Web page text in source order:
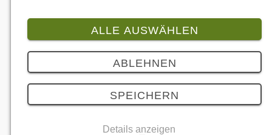
Suzuki Deutschland Suzuki + WoB
Wege von Suzuki Deutschland und
Jürgen Weidmann haben sich getrennt
30.03.2022
ALLE AUSWÄHLEN
ABLEHNEN
SPEICHERN
Details anzeigen